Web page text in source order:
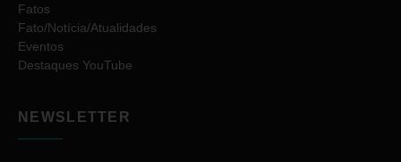
Fatos
Fato/Notícia/Atualidades
Eventos
Destaques YouTube
NEWSLETTER